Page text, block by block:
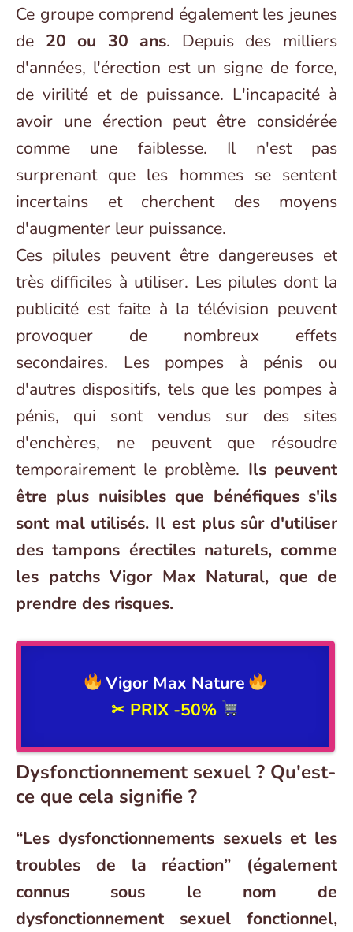
Ce groupe comprend également les jeunes
de 20 ou 30 ans. Depuis des milliers
d'années, l'érection est un signe de force,
de virilité et de puissance. L'incapacité à
avoir une érection peut être considérée
comme une faiblesse. Il n'est pas
surprenant que les hommes se sentent
incertains et cherchent des moyens
d'augmenter leur puissance.
Ces pilules peuvent être dangereuses et
très difficiles à utiliser. Les pilules dont la
publicité est faite à la télévision peuvent
provoquer de nombreux effets
secondaires. Les pompes à pénis ou
d'autres dispositifs, tels que les pompes à
pénis, qui sont vendus sur des sites
d'enchères, ne peuvent que résoudre
temporairement le problème. Ils peuvent
être plus nuisibles que bénéfiques s'ils
sont mal utilisés. Il est plus sûr d'utiliser
des tampons érectiles naturels, comme
les patchs Vigor Max Natural, que de
prendre des risques.
Vigor Max Nature
✂ PRIX -50%
Dysfonctionnement sexuel ? Qu'est-
ce que cela signifie ?
“Les dysfonctionnements sexuels et les
troubles de la réaction” (également
connus sous le nom de
dysfonctionnement sexuel fonctionnel,